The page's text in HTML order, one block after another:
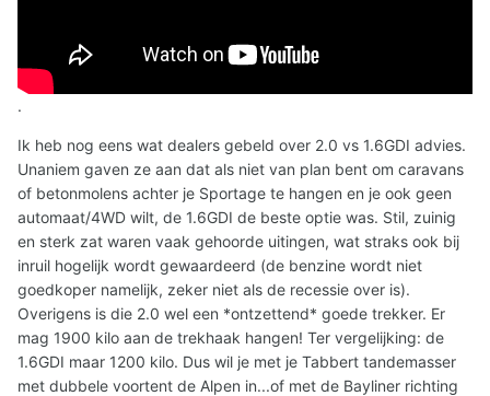
.
Ik heb nog eens wat dealers gebeld over 2.0 vs 1.6GDI advies.
Unaniem gaven ze aan dat als niet van plan bent om caravans
of betonmolens achter je Sportage te hangen en je ook geen
automaat/4WD wilt, de 1.6GDI de beste optie was. Stil, zuinig
en sterk zat waren vaak gehoorde uitingen, wat straks ook bij
inruil hogelijk wordt gewaardeerd (de benzine wordt niet
goedkoper namelijk, zeker niet als de recessie over is).
Overigens is die 2.0 wel een *ontzettend* goede trekker. Er
mag 1900 kilo aan de trekhaak hangen! Ter vergelijking: de
1.6GDI maar 1200 kilo. Dus wil je met je Tabbert tandemasser
met dubbele voortent de Alpen in...of met de Bayliner richting